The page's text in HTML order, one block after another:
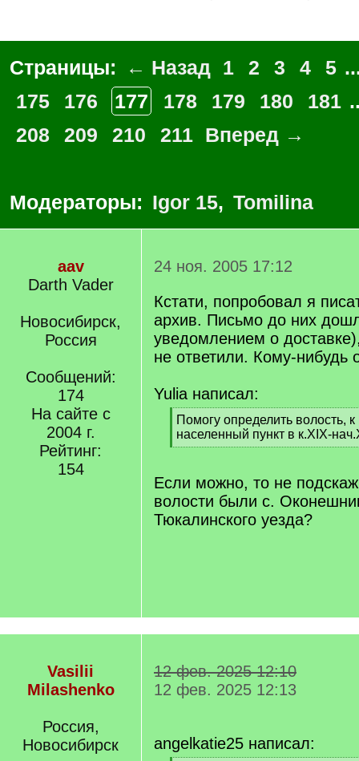
Страницы: ← Назад 1 2 3 4 5
175
176 177 178 179 180 181
208
209 210 211 Вперед →
Модераторы: Igor 15, Tomilina
aav
Darth Vader
Новосибирск,
Россия
Сообщений:
174
На сайте с
2004 г.
Рейтинг:
154
24 ноя. 2005 17:12
Кстати, попробовал я
архив. Письмо до них
уведомлением о
не ответили. Кому-нибудь
Yulia написал:
[
q
]
Помогу определить волость,
населенный пункт в к.XIX-
[
q
]
Если можно, то не
волости были с.
Тюкалинского уезда?
Vasilii
Milashenko
Россия,
Новосибирск
12 фев. 2025 12:10
12 фев. 2025 12:13
angelkatie25 написал: